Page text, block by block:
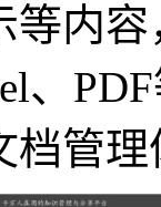
等内
、
档管理